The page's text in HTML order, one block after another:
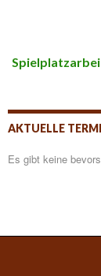
AKTUELLE
Es gibt keine